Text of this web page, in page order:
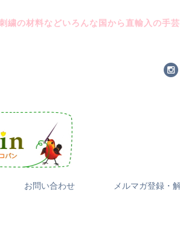
の材料などいろんな国から直輸入の手芸
お問い合わせ メルマガ登録・